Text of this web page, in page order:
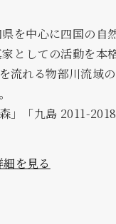
を中心に四国の自
としての活動を本
流れる物部川流域
」「九島 2011-2018
を見る